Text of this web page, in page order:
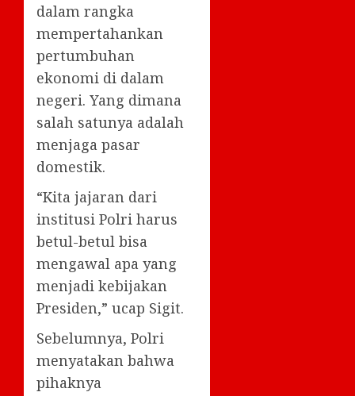
dalam rangka
mempertahankan
pertumbuhan
ekonomi di dalam
negeri. Yang dimana
salah satunya adalah
menjaga pasar
domestik.
“Kita jajaran dari
institusi Polri harus
betul-betul bisa
mengawal apa yang
menjadi kebijakan
Presiden,” ucap Sigit.
Sebelumnya, Polri
menyatakan bahwa
pihaknya